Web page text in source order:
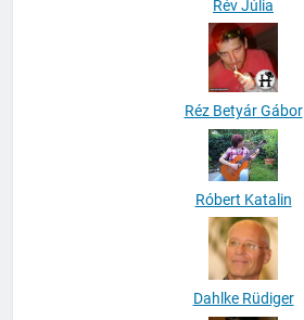
Rév Júlia
Réz Betyár Gábor
Róbert Katalin
Dahlke Rüdiger